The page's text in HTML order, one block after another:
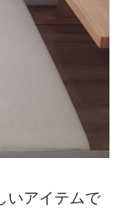
いアイテムで